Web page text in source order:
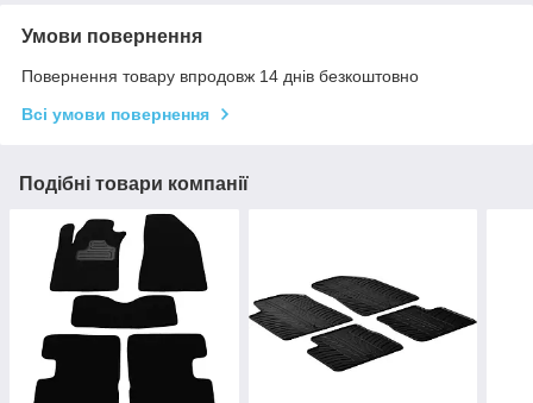
Умови повернення
Повернення товару впродовж 14 днів безкоштовно
Всі умови повернення
Подібні товари компанії